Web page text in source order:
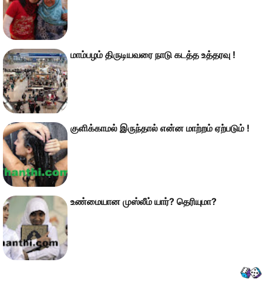
மாம்பழம் திருடியவரை நாடு கடத்த உத்தரவு !
குளிக்காமல் இருந்தால் என்ன மாற்றம் ஏற்படும் !
உண்மையான முஸ்லீம் யார்? தெரியுமா?